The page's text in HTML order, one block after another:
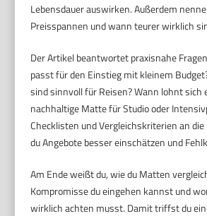
Lebensdauer auswirken. Außerdem
Preisspannen und wann teurer wirklich
Der Artikel beantwortet praxisnahe
passt für den Einstieg mit kleinem
sind sinnvoll für Reisen? Wann lohnt sich
nachhaltige Matte für Studio oder
Checklisten und Vergleichskriterien an
du Angebote besser einschätzen und
Am Ende weißt du, wie du Matten
Kompromisse du eingehen kannst und
wirklich achten musst. Damit triffst du